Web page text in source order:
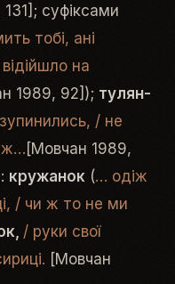
суфіксами
тобі, ані
на
1989, 92]); ту­лян­
/ не
[Мовчан 1989,
: кружанок (… одіж
/ чи ж то не ми
/ руки свої
[Мовчан